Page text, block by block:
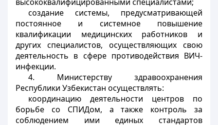
создание системы, предусматривающей
постоянное и системное повышение
квалификации медицинских работников и
других специалистов, осуществляющих свою
деятельность в сфере противодействия ВИЧ-
инфекции.
4. Министерству здравоохранения
Республики Узбекистан осуществлять:
координацию деятельности центров по
борьбе со СПИДом, а также контроль за
соблюдением ими единых стандартов